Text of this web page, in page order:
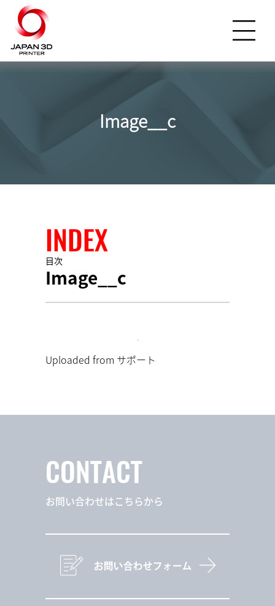
Image__c
INDEX
目次
Image__c
Uploaded from サポート
CONTACT
お問い合わせはこちらから